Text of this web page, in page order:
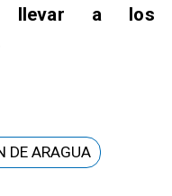
llevar a los
DE ARAGUA